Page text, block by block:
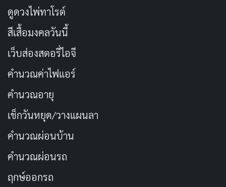
FIRST AIR
2023-06-28
ดูดวงไพ่ทาโรต์
สีเสื้อมงคลวันนี้
เว็บส่องสตอรี่ไอจี
คำนวณค่าไฟแอร์
คำนวณอายุ
เช็กวันหยุด/วางแผนลา
คำนวณผ่อนบ้าน
คำนวณผ่อนรถ
ฤกษ์ออกรถ